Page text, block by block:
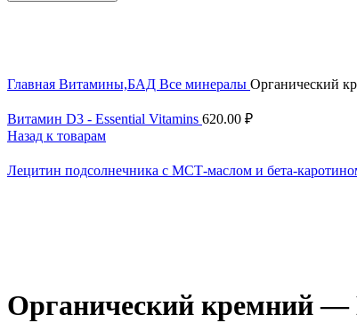
Главная Витамины,БАД Все минералы Органический
Витамин D3 - Essential Vitamins 620.00 ₽
Назад к товарам
Лецитин подсолнечника с МСТ-маслом и бета-
Органический кремний —